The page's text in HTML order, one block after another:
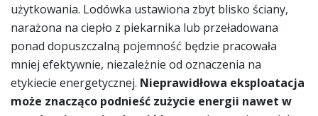
użytkowania. Lodówka ustawiona zbyt blisko ściany,
narażona na ciepło z piekarnika lub przeładowana
ponad dopuszczalną pojemność będzie pracowała
mniej efektywnie, niezależnie od oznaczenia na
etykiecie energetycznej. Nieprawidłowa eksploatacja
może znacząco podnieść zużycie energii nawet w